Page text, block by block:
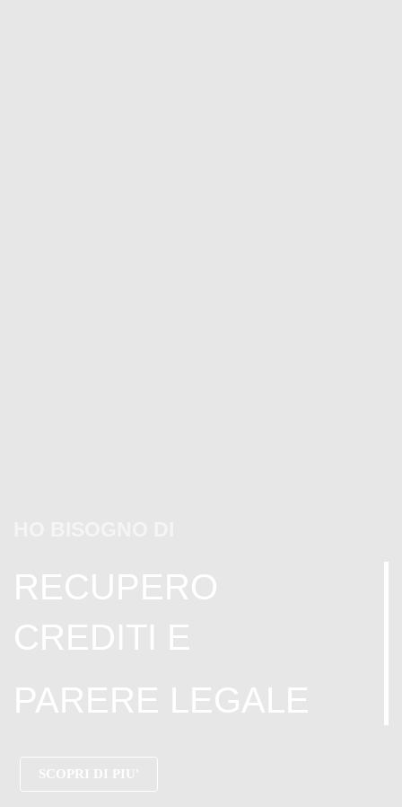
RECUPERO
CREDITI E
PARERE LEGALE
SCOPRI DI PIU'